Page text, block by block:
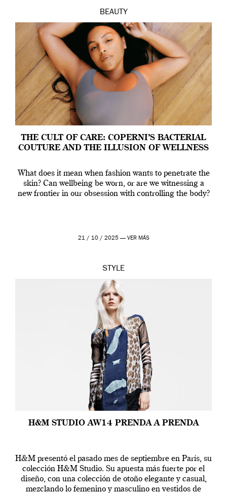
BEAUTY
THE CULT OF CARE: COPERNI’S BACTERIAL
COUTURE AND THE ILLUSION OF WELLNESS
What does it mean when fashion wants to penetrate the
skin? Can wellbeing be worn, or are we witnessing a
new frontier in our obsession with controlling the body?
21 / 10 / 2025 — VER MÁS
STYLE
H&M STUDIO AW14 PRENDA A PRENDA
H&M presentó el pasado mes de septiembre en París, su
colección H&M Studio. Su apuesta más fuerte por el
diseño, con una colección de otoño elegante y casual,
mezclando lo femenino y masculino en vestidos de